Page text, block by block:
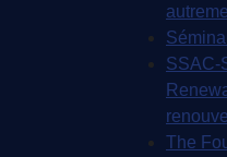
SSAC-
The